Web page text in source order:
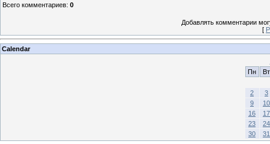
Всего комментариев: 0
Добавлять комментарии
[
Calendar
Пн
Вт
2
3
9
10
16
17
23
24
30
31